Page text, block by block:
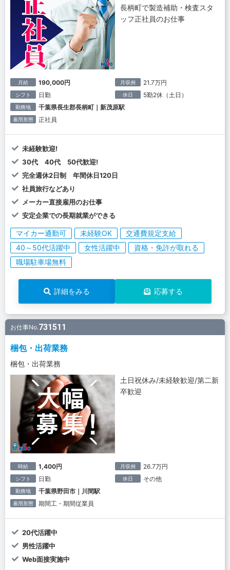
長柄町で製造補助・検査スタ
ッフ正社員のお仕事
月給 190,000円 月収例 21.7万円
シフト 日勤 休日 5勤2休（土日）
勤務地 千葉県長生郡長柄町｜新茂原駅
雇用形態 正社員
未経験歓迎!
30代 40代 50代歓迎!
完全週休2日制 年間休日120日
社員旅行などあり
メーカー直接雇用のお仕事
安定企業での長期就業ができる
マイカー通勤可 未経験OK
交通費規定支給
40～50代活躍中
女性活躍中
資格・免許が取れる
職場駐車場無料
詳細をみる 応募する
お仕事No.731511
梱包・出荷業務
梱包・出荷業務
土日祝休み/未経験歓迎/第二新
卒歓迎
時給 1,400円 月収例 26.7万円
シフト 日勤 休日 その他
勤務地 千葉県野田市｜川間駅
雇用形態 期間工・期間従業員
20代活躍中
男性活躍中
Web面接実施中